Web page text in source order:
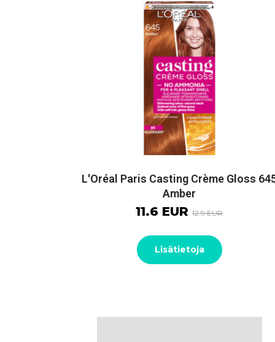
L'Oréal Paris Casting Crème Gloss
Amber
11.6 EUR 12.9 EUR
Lisätietoja